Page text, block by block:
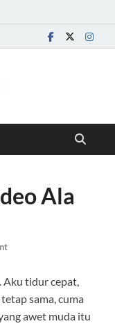
Ala
Aku tidur cepat,
sama, cuma
awet muda itu